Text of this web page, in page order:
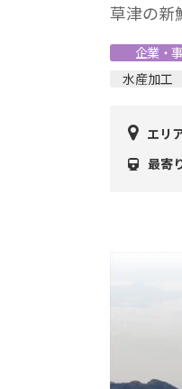
草津の新
企業・
水産加工
エリ
最寄